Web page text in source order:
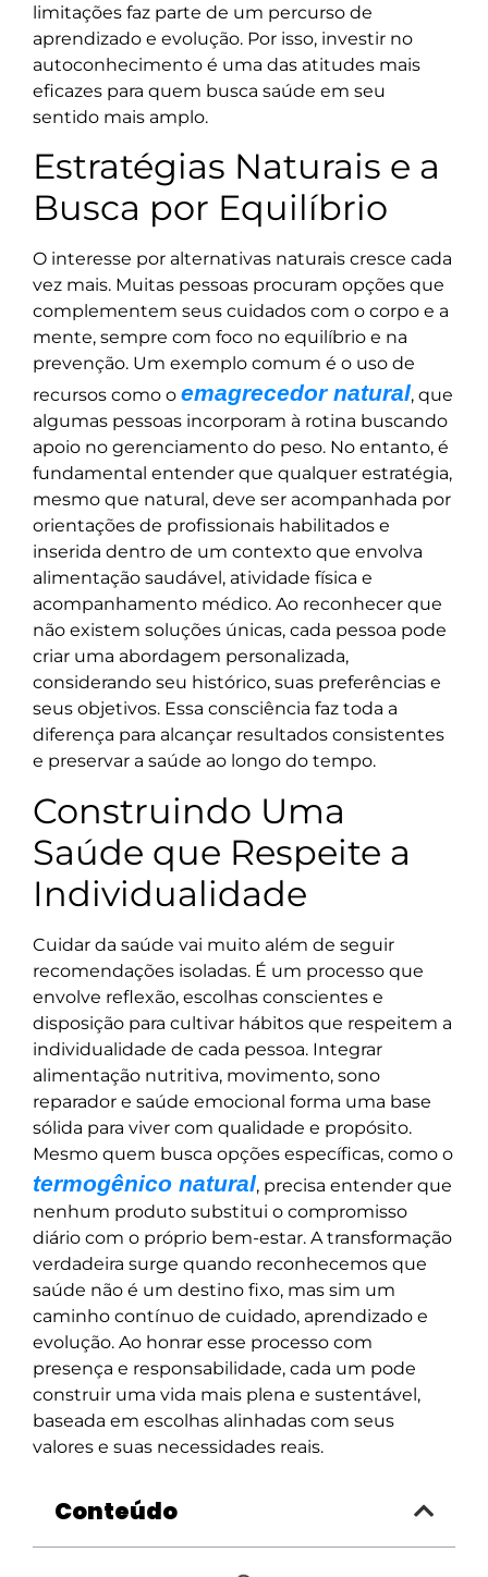
limitações faz parte de um percurso de
aprendizado e evolução. Por isso, investir no
autoconhecimento é uma das atitudes mais
eficazes para quem busca saúde em seu
sentido mais amplo.
Estratégias Naturais e a
Busca por Equilíbrio
O interesse por alternativas naturais cresce cada
vez mais. Muitas pessoas procuram opções que
complementem seus cuidados com o corpo e a
mente, sempre com foco no equilíbrio e na
prevenção. Um exemplo comum é o uso de
recursos como o emagrecedor natural, que
algumas pessoas incorporam à rotina buscando
apoio no gerenciamento do peso. No entanto, é
fundamental entender que qualquer estratégia,
mesmo que natural, deve ser acompanhada por
orientações de profissionais habilitados e
inserida dentro de um contexto que envolva
alimentação saudável, atividade física e
acompanhamento médico. Ao reconhecer que
não existem soluções únicas, cada pessoa pode
criar uma abordagem personalizada,
considerando seu histórico, suas preferências e
seus objetivos. Essa consciência faz toda a
diferença para alcançar resultados consistentes
e preservar a saúde ao longo do tempo.
Construindo Uma
Saúde que Respeite a
Individualidade
Cuidar da saúde vai muito além de seguir
recomendações isoladas. É um processo que
envolve reflexão, escolhas conscientes e
disposição para cultivar hábitos que respeitem a
individualidade de cada pessoa. Integrar
alimentação nutritiva, movimento, sono
reparador e saúde emocional forma uma base
sólida para viver com qualidade e propósito.
Mesmo quem busca opções específicas, como o
termogênico natural, precisa entender que
nenhum produto substitui o compromisso
diário com o próprio bem-estar. A transformação
verdadeira surge quando reconhecemos que
saúde não é um destino fixo, mas sim um
caminho contínuo de cuidado, aprendizado e
evolução. Ao honrar esse processo com
presença e responsabilidade, cada um pode
construir uma vida mais plena e sustentável,
baseada em escolhas alinhadas com seus
valores e suas necessidades reais.
Conteúdo